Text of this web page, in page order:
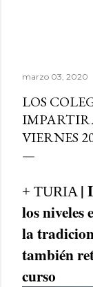
marzo 03, 2020
LOS
VIERNES
+ TURIA |
los niveles
la
también
curso